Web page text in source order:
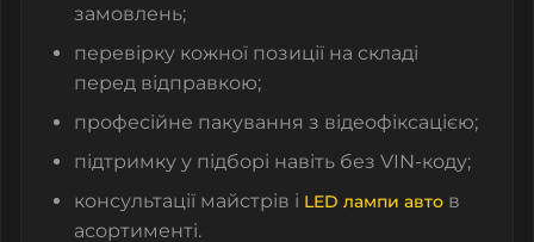
замовлень;
перевірку кожної позиції на складі
перед відправкою;
професійне пакування з відеофіксацією;
підтримку у підборі навіть без VIN-коду;
консультації майстрів і LED лампи авто в
асортименті.